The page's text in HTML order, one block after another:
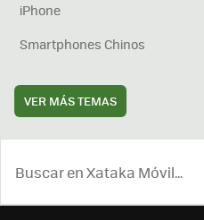
iPhone
Smartphones Chinos
VER MÁS TEMAS